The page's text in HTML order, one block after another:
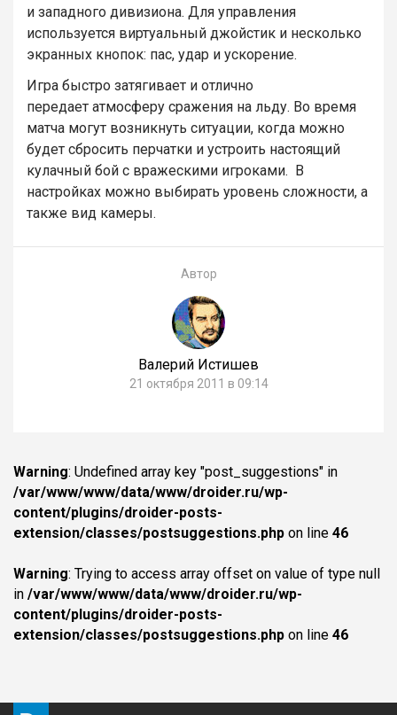
и западного дивизиона. Для управления
используется виртуальный джойстик и несколько
экранных кнопок: пас, удар и ускорение.
Игра быстро затягивает и отлично
передает атмосферу сражения на льду. Во время
матча могут возникнуть ситуации, когда можно
будет сбросить перчатки и устроить настоящий
кулачный бой с вражескими игроками. В
настройках можно выбирать уровень сложности, а
также вид камеры.
Автор
Валерий Истишев
21 октября 2011 в 09:14
Warning: Undefined array key "post_suggestions" in
/var/www/www/data/www/droider.ru/wp-
content/plugins/droider-posts-
extension/classes/postsuggestions.php on line 46
Warning: Trying to access array offset on value of type null
in /var/www/www/data/www/droider.ru/wp-
content/plugins/droider-posts-
extension/classes/postsuggestions.php on line 46